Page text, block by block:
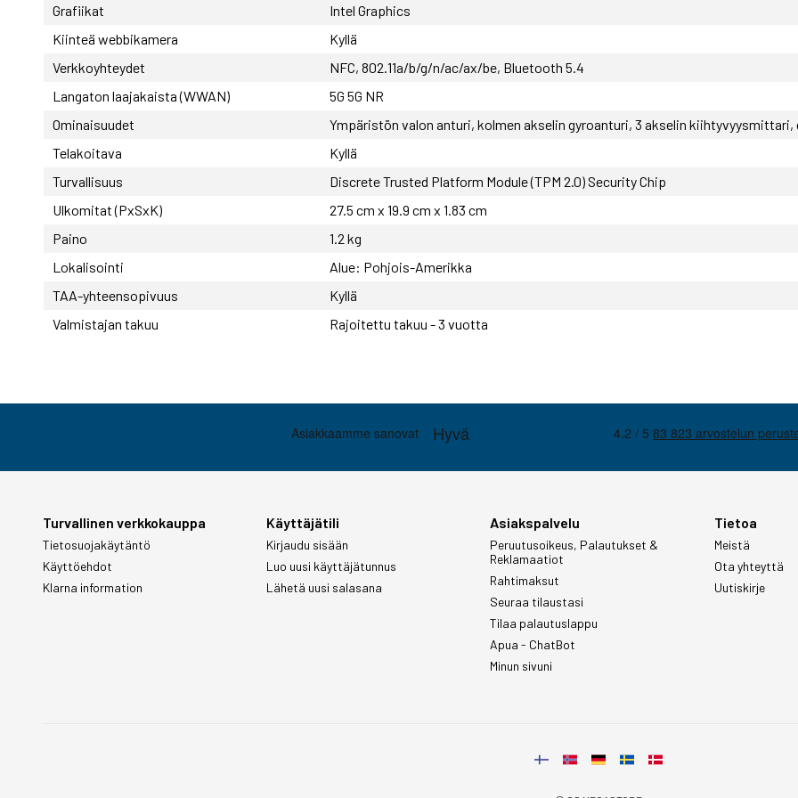
Grafiikat
Intel Graphics
Kiinteä webbikamera
Kyllä
Verkkoyhteydet
NFC, 802.11a/b/g/n/ac/ax/be, Bluetooth 5.4
Langaton laajakaista (WWAN)
5G 5G NR
Ominaisuudet
Ympäristön valon anturi, kolmen akselin gyroanturi, 3 akselin kiihtyvyysmittari,
Telakoitava
Kyllä
Turvallisuus
Discrete Trusted Platform Module (TPM 2.0) Security Chip
Ulkomitat (PxSxK)
27.5 cm x 19.9 cm x 1.83 cm
Paino
1.2 kg
Lokalisointi
Alue: Pohjois-Amerikka
TAA-yhteensopivuus
Kyllä
Valmistajan takuu
Rajoitettu takuu - 3 vuotta
Turvallinen verkkokauppa
Tietosuojakäytäntö
Käyttöehdot
Klarna information
Käyttäjätili
Kirjaudu sisään
Luo uusi käyttäjätunnus
Lähetä uusi salasana
Asiakspalvelu
Peruutusoikeus, Palautukset &
Reklamaatiot
Rahtimaksut
Seuraa tilaustasi
Tilaa palautuslappu
Apua - ChatBot
Minun sivuni
Tietoa
Meistä
Ota yhteyttä
Uutiskirje